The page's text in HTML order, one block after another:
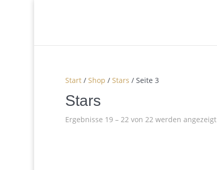
Start/ Shop / Stars / Seite 3
Stars
Ergebnisse 19 – 22 von 22 werden angezeigt